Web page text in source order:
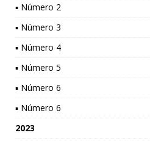
▪ Número 2
▪ Número 3
▪ Número 4
▪ Número 5
▪ Número 6
▪ Número 6
2023